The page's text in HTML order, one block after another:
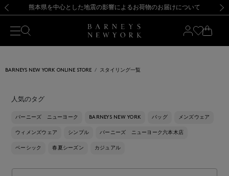
新規登録のお客様も対象！＜MY BARNEYS＞会員のお客様は11,000円（税込）以上のお買上げで常時送料無料！お買い物の際は会員登録を！
【夏季休業に伴う返品・交換承り一時停止のお知らせ】（2026.8.5）
熊本県を中心とした地震の影響によるお荷物のお届けについて
【開催中】SUMMER SALEのご案内・ご注意事項 新規登録のお客様も対象！＜MY BARNEYS＞会員のお客様は11,000円（税込）以上のお買上げで常時送料無料！お買い物の際は会員登録を！
【夏季休業に伴う返品・交換承り一時停止のお知らせ】（2026.8.5）
BARNEYS NEW YORK ONLINE STORE スタイリング一覧
人気のタグ
バーニーズ ニューヨーク BARNEYS NEW YORK バッグ メンズウェア
ウィメンズウェア シンプル バーニーズ ニューヨーク六本木店
ベーシック 春夏シーズン カジュアル